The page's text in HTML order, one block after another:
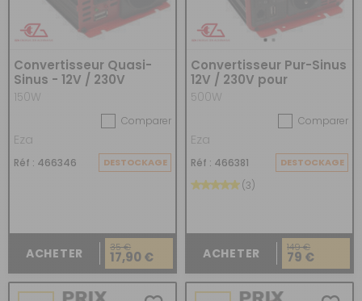
Convertisseur Quasi-
Sinus - 12V / 230V
150W
Comparer
Eza
Réf : 466346 DESTOCKAGE
ACHETER 35 €
17,90 €
Convertisseur Pur-Sinus
12V / 230V pour
camping-car
500W
Comparer
Eza
Réf : 466381 DESTOCKAGE
(3)
ACHETER 149 €
79 €